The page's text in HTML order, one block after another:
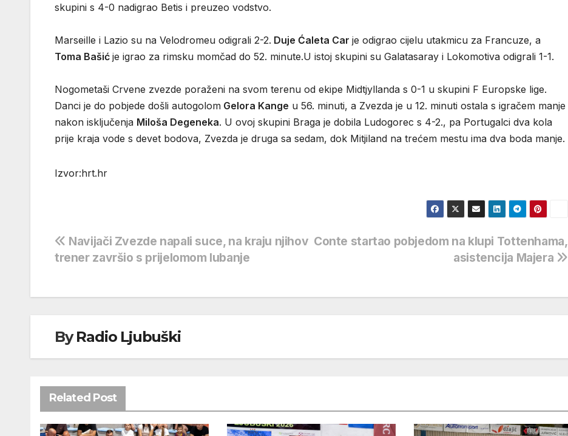
skupini s 4-0 nadigrao Betis i preuzeo vodstvo.
Marseille i Lazio su na Velodromeu odigrali 2-2. Duje Ćaleta Car je odigrao cijelu utakmicu za Francuze, a
Toma Bašić je igrao za rimsku momčad do 52. minute.U istoj skupini su Galatasaray i Lokomotiva odigrali 1-1.
Nogometaši Crvene zvezde poraženi na svom terenu od ekipe Midtjyllanda s 0-1 u skupini F Europske lige.
Danci je do pobjede došli autogolom Gelora Kange u 56. minuti, a Zvezda je u 12. minuti ostala s igračem manje
nakon isključenja Miloša Degeneka. U ovoj skupini Braga je dobila Ludogorec s 4-2., pa Portugalci dva kola
prije kraja vode s devet bodova, Zvezda je druga sa sedam, dok Mitjiland na trećem mestu ima dva boda manje.
Izvor:hrt.hr
Navigacija
Conte startao pobjedom na klupi Tottenhama,
asistencija Majera
Navijači Zvezde napali suce, na kraju njihov
trener završio s prijelomom lubanje
ByRadio Ljubuški
Related Post